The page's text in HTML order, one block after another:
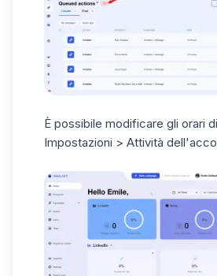
È possibile modificare gli orari
Impostazioni > Attività